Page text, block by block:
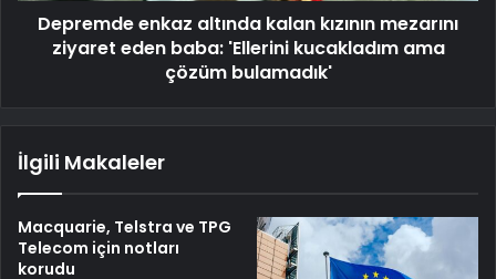
Depremde enkaz altında kalan kızının mezarını
ziyaret eden baba: 'Ellerini kucakladım ama
çözüm bulamadık'
İlgili Makaleler
Macquarie, Telstra ve TPG
Telecom için notları
korudu